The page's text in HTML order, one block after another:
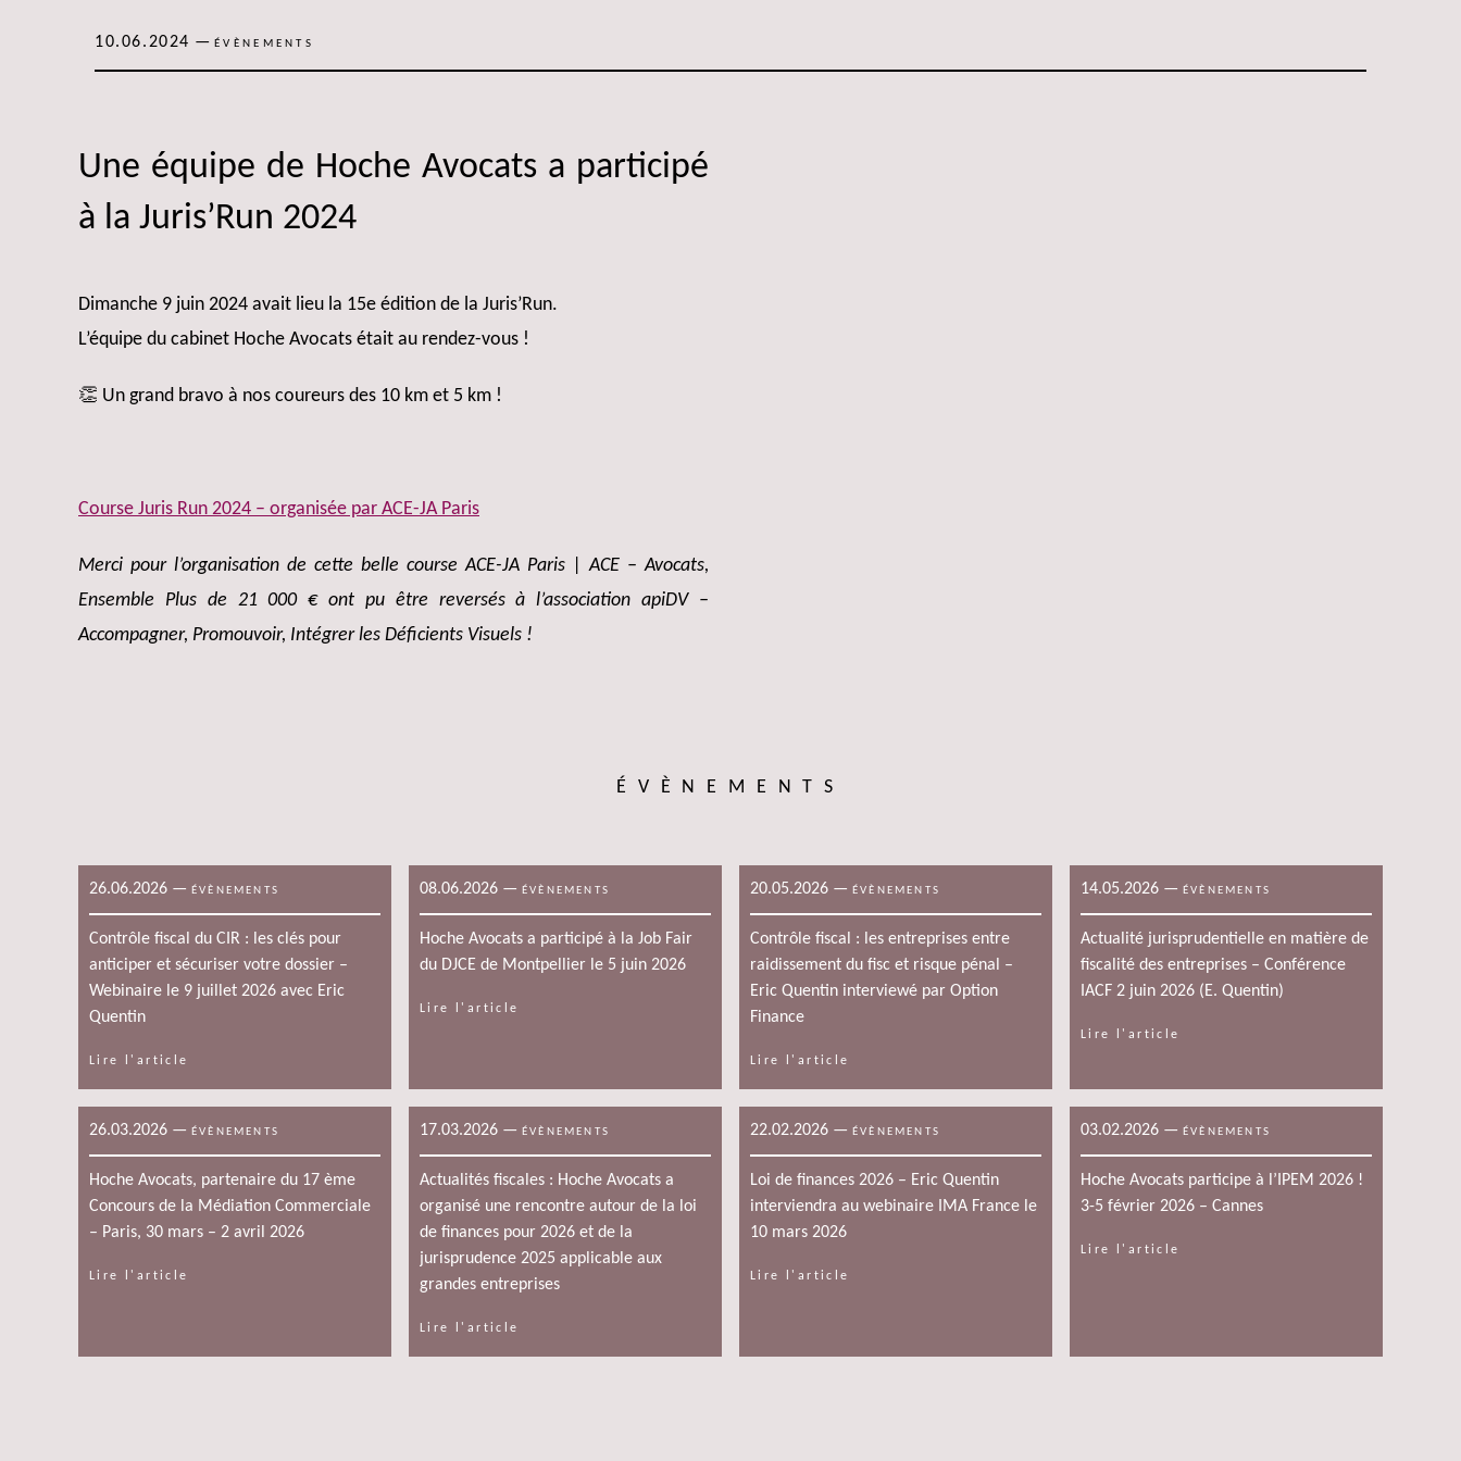
10.06.2024 — ÉVÈNEMENTS
Une équipe de Hoche Avocats a participé
à la Juris’Run 2024
Dimanche 9 juin 2024 avait lieu la 15e édition de la Juris’Run.
L’équipe du cabinet Hoche Avocats était au rendez-vous !
👏 Un grand bravo à nos coureurs des 10 km et 5 km !
Course Juris Run 2024 – organisée par ACE-JA Paris
Merci pour l’organisation de cette belle course ACE-JA Paris | ACE – Avocats,
Ensemble Plus de 21 000 € ont pu être reversés à l’association apiDV –
Accompagner, Promouvoir, Intégrer les Déficients Visuels !
ÉVÈNEMENTS
26.06.2026 — ÉVÈNEMENTS
Contrôle fiscal du CIR : les clés pour
anticiper et sécuriser votre dossier –
Webinaire le 9 juillet 2026 avec Eric
Quentin
Lire l'article
08.06.2026 — ÉVÈNEMENTS
Hoche Avocats a participé à la Job Fair
du DJCE de Montpellier le 5 juin 2026
Lire l'article
20.05.2026 — ÉVÈNEMENTS
Contrôle fiscal : les entreprises entre
raidissement du fisc et risque pénal –
Eric Quentin interviewé par Option
Finance
Lire l'article
14.05.2026 — ÉVÈNEMENTS
Actualité jurisprudentielle en matière de
fiscalité des entreprises – Conférence
IACF 2 juin 2026 (E. Quentin)
Lire l'article
26.03.2026 — ÉVÈNEMENTS
Hoche Avocats, partenaire du 17 ème
Concours de la Médiation Commerciale
– Paris, 30 mars – 2 avril 2026
Lire l'article
17.03.2026 — ÉVÈNEMENTS
Actualités fiscales : Hoche Avocats a
organisé une rencontre autour de la loi
de finances pour 2026 et de la
jurisprudence 2025 applicable aux
grandes entreprises
Lire l'article
22.02.2026 — ÉVÈNEMENTS
Loi de finances 2026 – Eric Quentin
interviendra au webinaire IMA France le
10 mars 2026
Lire l'article
03.02.2026 — ÉVÈNEMENTS
Hoche Avocats participe à l’IPEM 2026 !
3-5 février 2026 – Cannes
Lire l'article